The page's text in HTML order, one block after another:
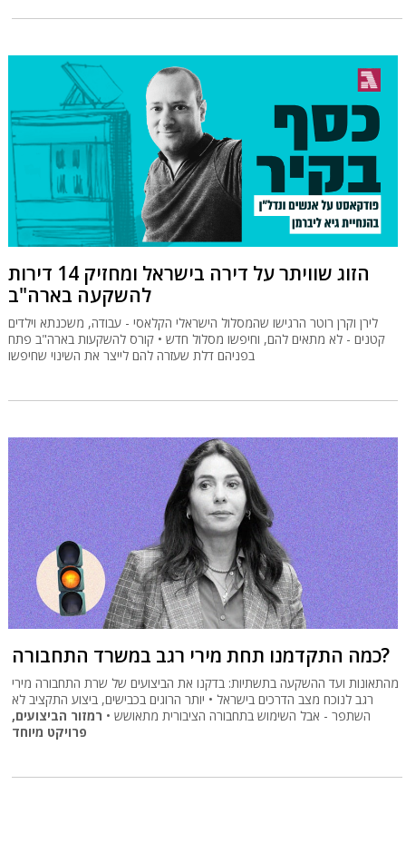
הזוג שוויתר על דירה בישראל ומחזיק 14 דירות
להשקעה בארה"ב
לירן וקרן רוטר הרגישו שהמסלול הישראלי הקלאסי - עבודה, משכנתא וילדים
קטנים - לא מתאים להם, וחיפשו מסלול חדש • קורס להשקעות בארה"ב פתח
בפניהם דלת שעזרה להם לייצר את השינוי שחיפשו
כמה התקדמנו תחת מירי רגב במשרד התחבורה?
מהתאונות ועד ההשקעה בתשתיות: בדקנו את הביצועים של שרת התחבורה מירי
רגב לנוכח מצב הדרכים בישראל • יותר הרוגים בכבישים, ביצוע התקציב לא
השתפר - אבל השימוש בתחבורה הציבורית מתאושש • רמזור הביצועים,
פרויקט מיוחד